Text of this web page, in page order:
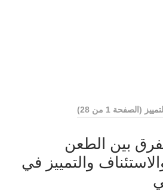
(الصفحة 1 من 28)
بين الطعن
والتمييز في